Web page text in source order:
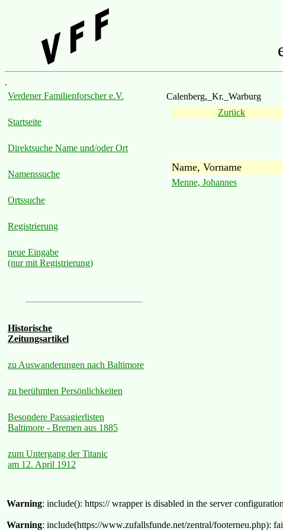
.
Verdener Familienforscher e.V.
Startseite
Direktsuche Name und/oder Ort
Namenssuche
Ortssuche
Registrierung
neue Eingabe
(nur mit Registrierung)
Historische
Zeitungsartikel
zu Auswanderungen nach Baltimore
zu berühmten Persönlichkeiten
Besondere Passagierlisten
Baltimore - Bremen aus 1885
zum Untergang der Titanic
am 12. April 1912
Calenberg,_Kr._Warburg
Zurück
Name, Vorname
Menne, Johannes
Warning: include(): https:// wrapper is disabled in the server
Warning: include(https://www.zufallsfunde.net/zentral/footerneu.php):